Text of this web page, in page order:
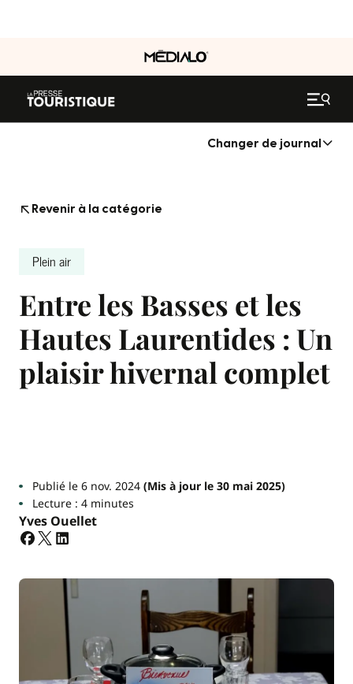
Changer de journal
Revenir à la catégorie
Plein air
Entre les Basses et les
Hautes Laurentides : Un
plaisir hivernal complet
Publié le 6 nov. 2024(Mis à jour le 30 mai 2025)
Lecture : 4 minutes
Yves Ouellet